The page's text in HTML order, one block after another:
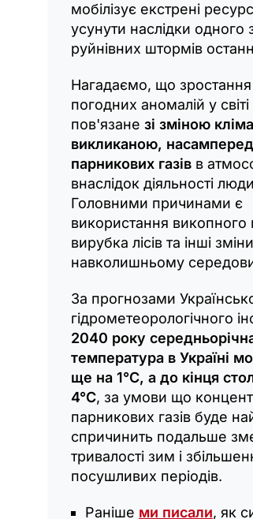
мобілізує екстрені
усунути наслідки одного
руйнівних штормів
Нагадаємо, що зростання
погодних аномалій у світі
пов'язане зі зміною
викликаною,
парникових газів в
внаслідок діяльності
Головними причинами є
використання викопного
вирубка лісів та інші
навколишньому
За прогнозами
гідрометеорологічного
2040 року
температура в Україні
ще на 1°C, а до кінця
4°C, за умови що
парникових газів буде
спричинить подальше
тривалості зим і
посушливих періодів.
Раніше ми писали, як